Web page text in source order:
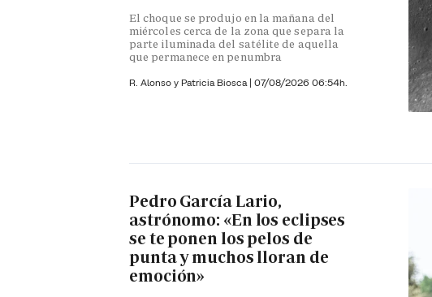
El choque se produjo en la mañana del
miércoles cerca de la zona que separa la
parte iluminada del satélite de aquella
que permanece en penumbra
R. Alonso y Patricia Biosca | 07/08/2026 06:54h.
Pedro García Lario,
astrónomo: «En los eclipses
se te ponen los pelos de
punta y muchos lloran de
emoción»